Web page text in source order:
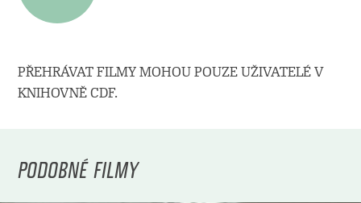
PŘEHRÁVAT FILMY MOHOU POUZE UŽIVATELÉ V
KNIHOVNĚ CDF.
PODOBNÉ FILMY